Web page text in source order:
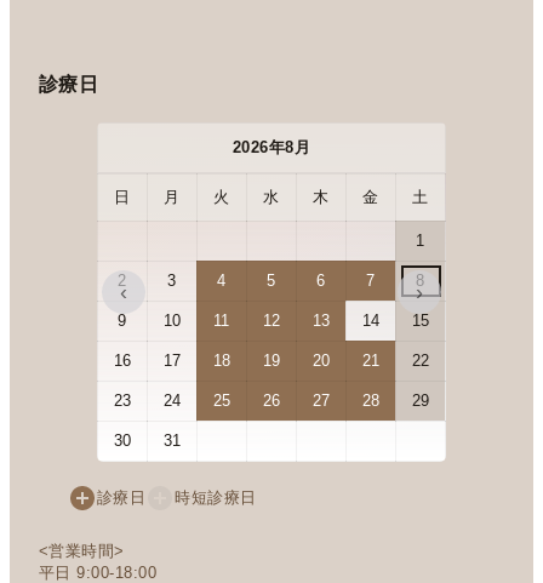
診療日
‹
2026年8月
日 月 火 水 木 金 土
1
2 3 4 5 6 7 8
9 10 11 12 13 14 15
16 17 18 19 20 21 22
23 24 25 26 27 28 29
30 31
›
診療日 時短診療日
<営業時間>
平日 9:00-18:00